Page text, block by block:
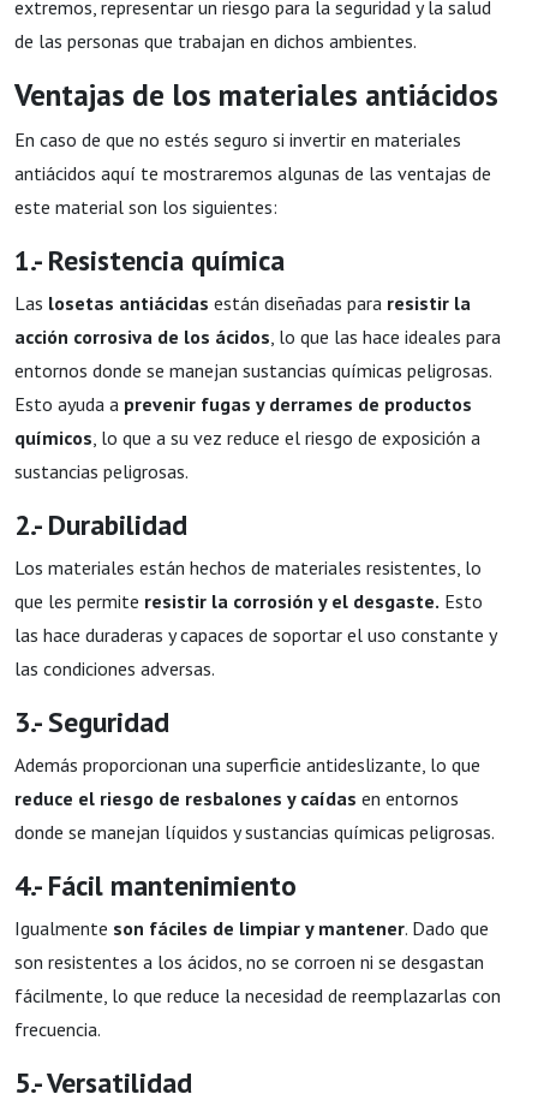
extremos, representar un riesgo para la seguridad y la salud
de las personas que trabajan en dichos ambientes.
Ventajas de los materiales antiácidos
En caso de que no estés seguro si invertir en materiales
antiácidos aquí te mostraremos algunas de las ventajas de
este material son los siguientes:
1.- Resistencia química
Las losetas antiácidas están diseñadas para resistir la
acción corrosiva de los ácidos, lo que las hace ideales para
entornos donde se manejan sustancias químicas peligrosas.
Esto ayuda a prevenir fugas y derrames de productos
químicos, lo que a su vez reduce el riesgo de exposición a
sustancias peligrosas.
2.- Durabilidad
Los materiales están hechos de materiales resistentes, lo
que les permite resistir la corrosión y el desgaste. Esto
las hace duraderas y capaces de soportar el uso constante y
las condiciones adversas.
3.- Seguridad
Además proporcionan una superficie antideslizante, lo que
reduce el riesgo de resbalones y caídas en entornos
donde se manejan líquidos y sustancias químicas peligrosas.
4.- Fácil mantenimiento
Igualmente son fáciles de limpiar y mantener. Dado que
son resistentes a los ácidos, no se corroen ni se desgastan
fácilmente, lo que reduce la necesidad de reemplazarlas con
frecuencia.
5.- Versatilidad